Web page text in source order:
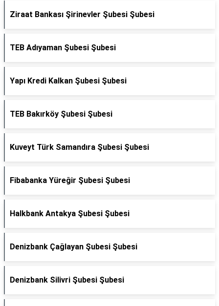
Ziraat Bankası Şirinevler Şubesi Şubesi
TEB Adıyaman Şubesi Şubesi
Yapı Kredi Kalkan Şubesi Şubesi
TEB Bakırköy Şubesi Şubesi
Kuveyt Türk Samandıra Şubesi Şubesi
Fibabanka Yüreğir Şubesi Şubesi
Halkbank Antakya Şubesi Şubesi
Denizbank Çağlayan Şubesi Şubesi
Denizbank Silivri Şubesi Şubesi